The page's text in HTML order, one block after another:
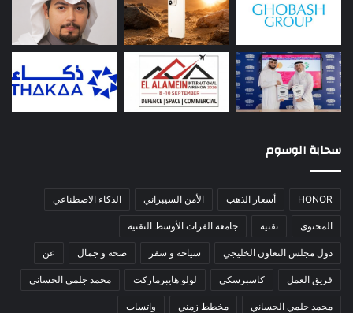
سحابة الوسوم
HONOR أسعار الذهب الأمن السيبراني الذكاء الاصطناعي
المحتوى تقنية جامعة الفرات الأوسط التقنية
دول مجلس التعاون الخليجي سياحة و سفر صحة و جمال عن
فريق العمل كاسبرسكي لولو هايبرماركت محمد جلمي الحساني
محمد حلمي الحساني مخطط زمني واتساب